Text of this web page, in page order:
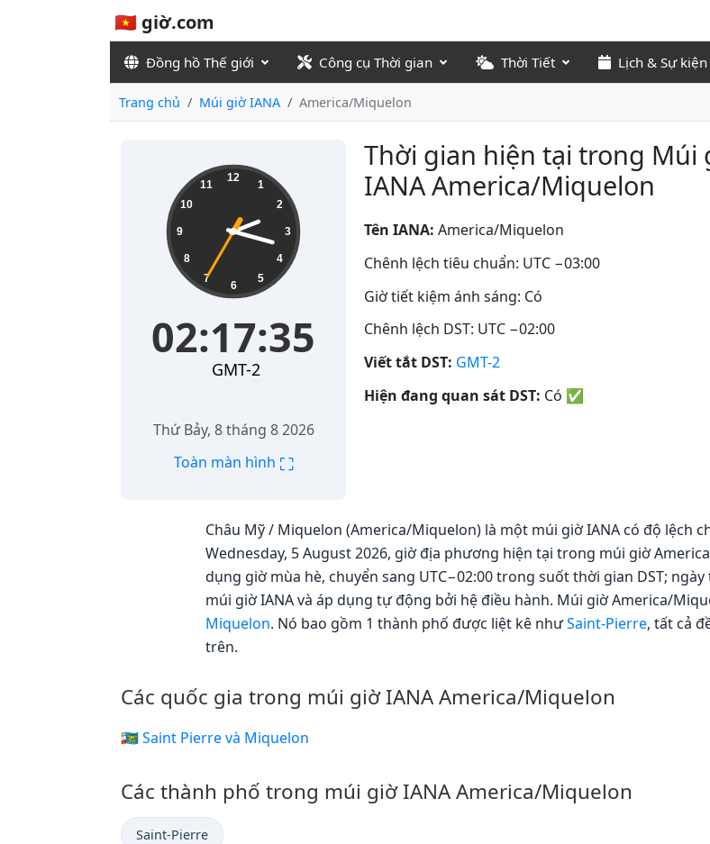
🇻🇳 giờ.com
Đồng hồ Thế giới Công cụ Thời gian Thời Tiết Lịch & Sự kiện
Trang chủ Múi giờ IANA America/Miquelon
Thời gian hiện tại trong Múi
IANA America/Miquelon
02:17:36 12
1
2
3
4
5
6
7
8
9
10
11
02:17:36
GMT-2
Thứ Bảy, 8 tháng 8 2026
Toàn màn hình ⛶
Tên IANA: America/Miquelon
Chênh lệch tiêu chuẩn: UTC −03:00
Giờ tiết kiệm ánh sáng: Có
Chênh lệch DST: UTC −02:00
Viết tắt DST: GMT-2
Hiện đang quan sát DST: Có ✅
Châu Mỹ / Miquelon (America/Miquelon) là một múi giờ IANA có độ lệch
Wednesday, 5 August 2026, giờ địa phương hiện tại trong múi giờ
dụng giờ mùa hè, chuyển sang UTC−02:00 trong suốt thời gian DST;
múi giờ IANA và áp dụng tự động bởi hệ điều hành. Múi giờ America/
Miquelon. Nó bao gồm 1 thành phố được liệt kê nhưSaint-Pierre, tất cả
trên.
Các quốc gia trong múi giờ IANA America/Miquelon
🇵🇲 Saint Pierre và Miquelon
Các thành phố trong múi giờ IANA America/Miquelon
Saint-Pierre